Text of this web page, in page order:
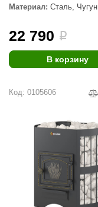
Материал: Сталь, Чугун
22 790 i
В корзину
Код: 0105606